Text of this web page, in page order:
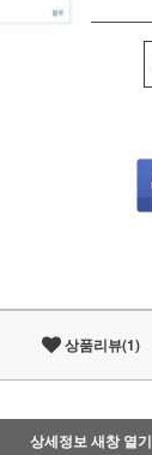
상품리뷰(1)
상세정보 새창 열기